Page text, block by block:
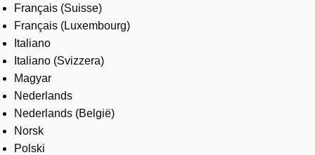
Français (Suisse)
Français (Luxembourg)
Italiano
Italiano (Svizzera)
Magyar
Nederlands
Nederlands (België)
Norsk
Polski